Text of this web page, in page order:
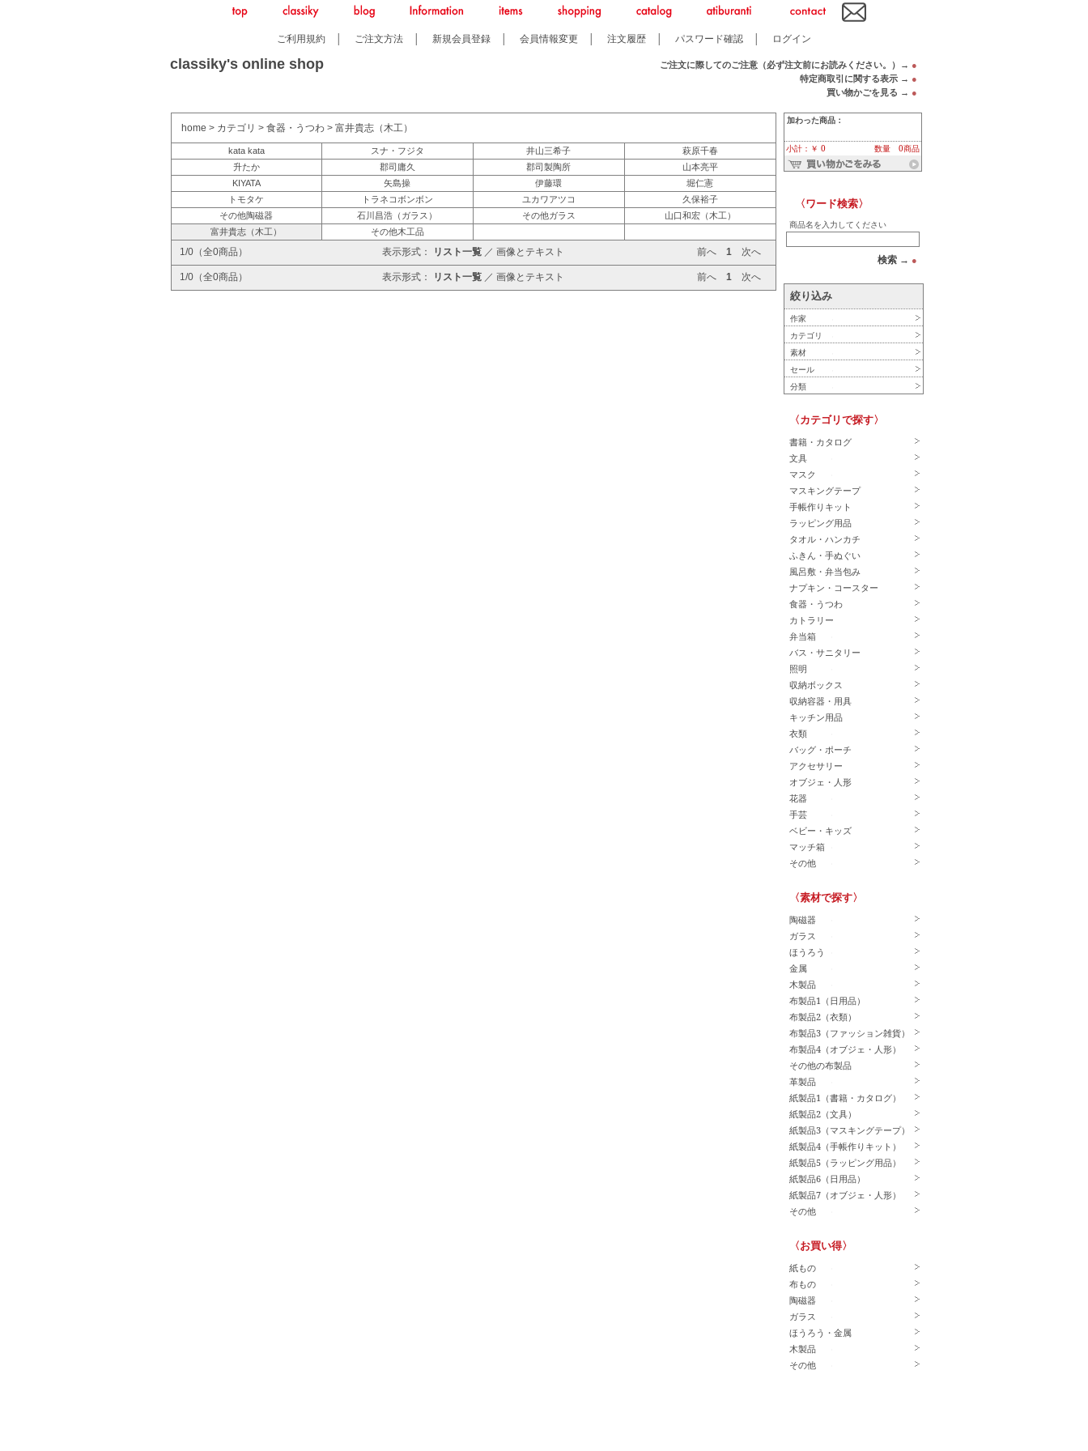
ご利用規約 ご注文方法 新規会員登録 会員情報変更 注文履歴 パスワード確認 ログイン
classiky's online shop ご注文に際してのご注意（必ず注文前にお読みください。）→ ●
特定商取引に関する表示 → ●
買い物かごを見る → ●
home > カテゴリ > 食器・うつわ> 富井貴志（木工）
kata kata スナ・フジタ 井山三希子
萩原千春
升たか
郡司庸久 郡司製陶所
山本亮平
KIYATA
矢島操 伊藤環
堀仁憲
トモタケ
トラネコボンボン ユカワアツコ
久保裕子
その他陶磁器
石川昌浩（ガラス） その他ガラス
山口和宏（木工）
富井貴志（木工）
その他木工品
1/0（全0商品） 表示形式： リスト一覧／ 画像とテキスト 前へ 1次へ
1/0（全0商品） 表示形式： リスト一覧／ 画像とテキスト 前へ 1次へ
加わった商品：
小計：￥ 0 数量 0商品
〈ワード検索〉
商品名を入力してください
検索 → ●
絞り込み
作家
カテゴリ
素材
セール
分類
〈カテゴリで探す〉
書籍・カタログ
文具
マスク
マスキングテープ
手帳作りキット
ラッピング用品
タオル・ハンカチ
ふきん・手ぬぐい
風呂敷・弁当包み
ナプキン・コースター
食器・うつわ
カトラリー
弁当箱
バス・サニタリー
照明
収納ボックス
収納容器・用具
キッチン用品
衣類
バッグ・ポーチ
アクセサリー
オブジェ・人形
花器
手芸
ベビー・キッズ
マッチ箱
その他
〈素材で探す〉
陶磁器
ガラス
ほうろう
金属
木製品
布製品1（日用品）
布製品2（衣類）
布製品3（ファッション雑貨）
布製品4（オブジェ・人形）
その他の布製品
革製品
紙製品1（書籍・カタログ）
紙製品2（文具）
紙製品3（マスキングテープ）
紙製品4（手帳作りキット）
紙製品5（ラッピング用品）
紙製品6（日用品）
紙製品7（オブジェ・人形）
その他
〈お買い得〉
紙もの
布もの
陶磁器
ガラス
ほうろう・金属
木製品
その他